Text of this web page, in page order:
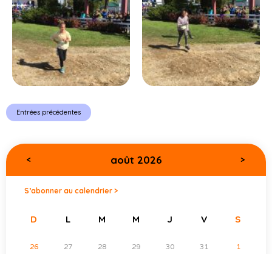
Entrées précédentes
< août 2026 >
S’abonner au calendrier >
D L M M J V S
26 27 28 29 30 31 1